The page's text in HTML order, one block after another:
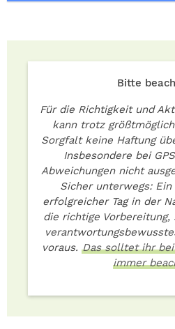
Bitte
Für die Richtigkeit und
kann trotz
Sorgfalt keine Haftung
Insbesondere bei
Abweichungen nicht
Sicher unterwegs:
erfolgreicher Tag in der
die richtige Vorbereitung,
voraus. Das solltet ihr bei
immer